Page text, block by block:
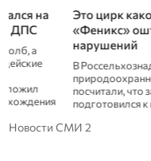
Это цирк какой-то: в
«Феникс» оштрафовали
нарушений
В Россельхознадзоре и
природоохранной
посчитали, что заезжий
подготовился к приезду на
Новости СМИ 2